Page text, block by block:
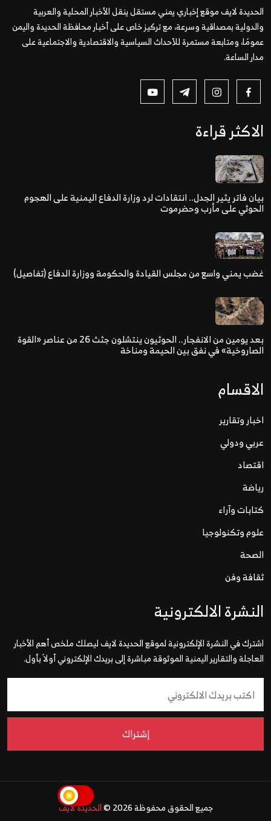
الحديدة لايف موقع إخباري يمني مستقل ينقل الأخبار المحلية والعربية
والدولية بمصداقية وسرعة، مع تركيز خاص على أخبار محافظة الحديدة واليمن
عمومًا، ومتابعة مستمرة للأحداث السياسية والاقتصادية والاجتماعية على
مدار الساعة.
الاكثر قراءة
بيان فاتر يثير الجدل.. انتقادات لرد وزارة الدفاع اليمنية على الهجوم
الحوثي على مأرب وحضرموت
غضب يمني واسع من مجلس القيادة والحكومة ووزارة الدفاع (تفاصيل)
بعد يومين من الانفجار.. الحوثيون ينتشلون جثث 26 من عناصر «القوة
الصاروخية» في نفق بين الحيمة ومناخة
الاقسام
اخبار وتقارير
عربي ودولي
اقتصاد
رياضة
كتابات وآراء
علوم وتكنولوجيا
الصحة
ثقافة وفن
النشرة الالكترونية
اشترك في النشرة الإلكترونية لموقع الحديدة لايف ليصلك ملخص أهم الأخبار
العاجلة والتقارير اليمنية الموثوقة مباشرة إلى بريدك الإلكتروني أولاً بأول.
إشتراك
جميع الحقوق محفوظة 2026 © الحديدة لايف